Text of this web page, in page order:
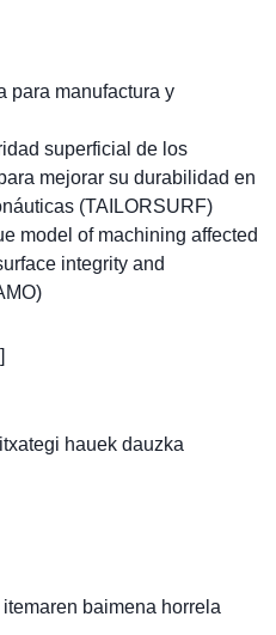
para manufactura y
superficial de los
mejorar su durabilidad en
(TAILORSURF)
model of machining affected
integrity and
hauek dauzka
baimena horrela